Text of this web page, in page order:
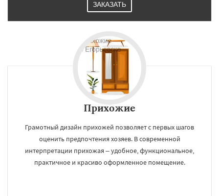
ЗАКАЗАТЬ
Прихожие
Грамотный дизайн прихожей позволяет с первых шагов
оценить предпочтения хозяев. В современной
интерпретации прихожая – удобное, функциональное,
практичное и красиво оформленное помещение.